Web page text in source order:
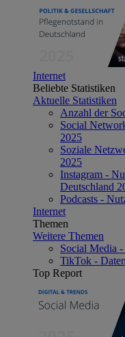
Internet
Beliebte Statistiken
Aktuelle Statistiken
Anzahl der
Social
2025
Soziale
2025
Instagram -
Deutschland
Podcasts -
Internet
Themen
Weitere Themen
Social Media
TikTok -
Top Report